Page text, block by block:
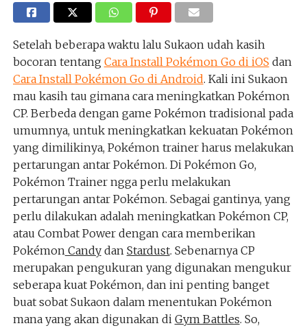
Setelah beberapa waktu lalu Sukaon udah kasih
bocoran tentang Cara Install Pokémon Go di iOS dan
Cara Install Pokémon Go di Android. Kali ini Sukaon
mau kasih tau gimana cara meningkatkan Pokémon
CP. Berbeda dengan game Pokémon tradisional pada
umumnya, untuk meningkatkan kekuatan Pokémon
yang dimilikinya, Pokémon trainer harus melakukan
pertarungan antar Pokémon. Di Pokémon Go,
Pokémon Trainer ngga perlu melakukan
pertarungan antar Pokémon. Sebagai gantinya, yang
perlu dilakukan adalah meningkatkan Pokémon CP,
atau Combat Power dengan cara memberikan
Pokémon Candydan Stardust. Sebenarnya CP
merupakan pengukuran yang digunakan mengukur
seberapa kuat Pokémon, dan ini penting banget
buat sobat Sukaon dalam menentukan Pokémon
mana yang akan digunakan di Gym Battles. So,